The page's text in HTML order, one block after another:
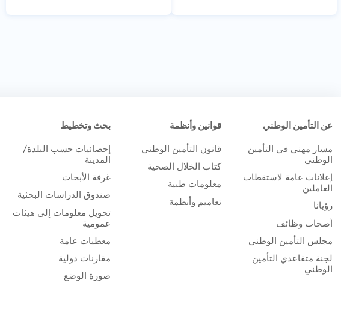
عن التأمين الوطني
مسار مهني في التأمين
الوطني
إعلانات عامة لاستقطاب
العاملين
رؤيانا
أصحاب وظائف
مجلس التأمين الوطني
لجنة متقاعدي التأمين
الوطني
قوانين وأنظمة
قانون التأمين الوطني
كتاب الخلال الصحية
معلومات طبية
تعاميم وأنظمة
بحث وتخطيط
إحصائيات حسب البلدة/
المدينة
غرفة الأبحاث
صندوق الدراسات البحثية
تحويل معلومات إلى هيئات
عمومية
معطيات عامة
مقارنات دولية
صورة الوضع